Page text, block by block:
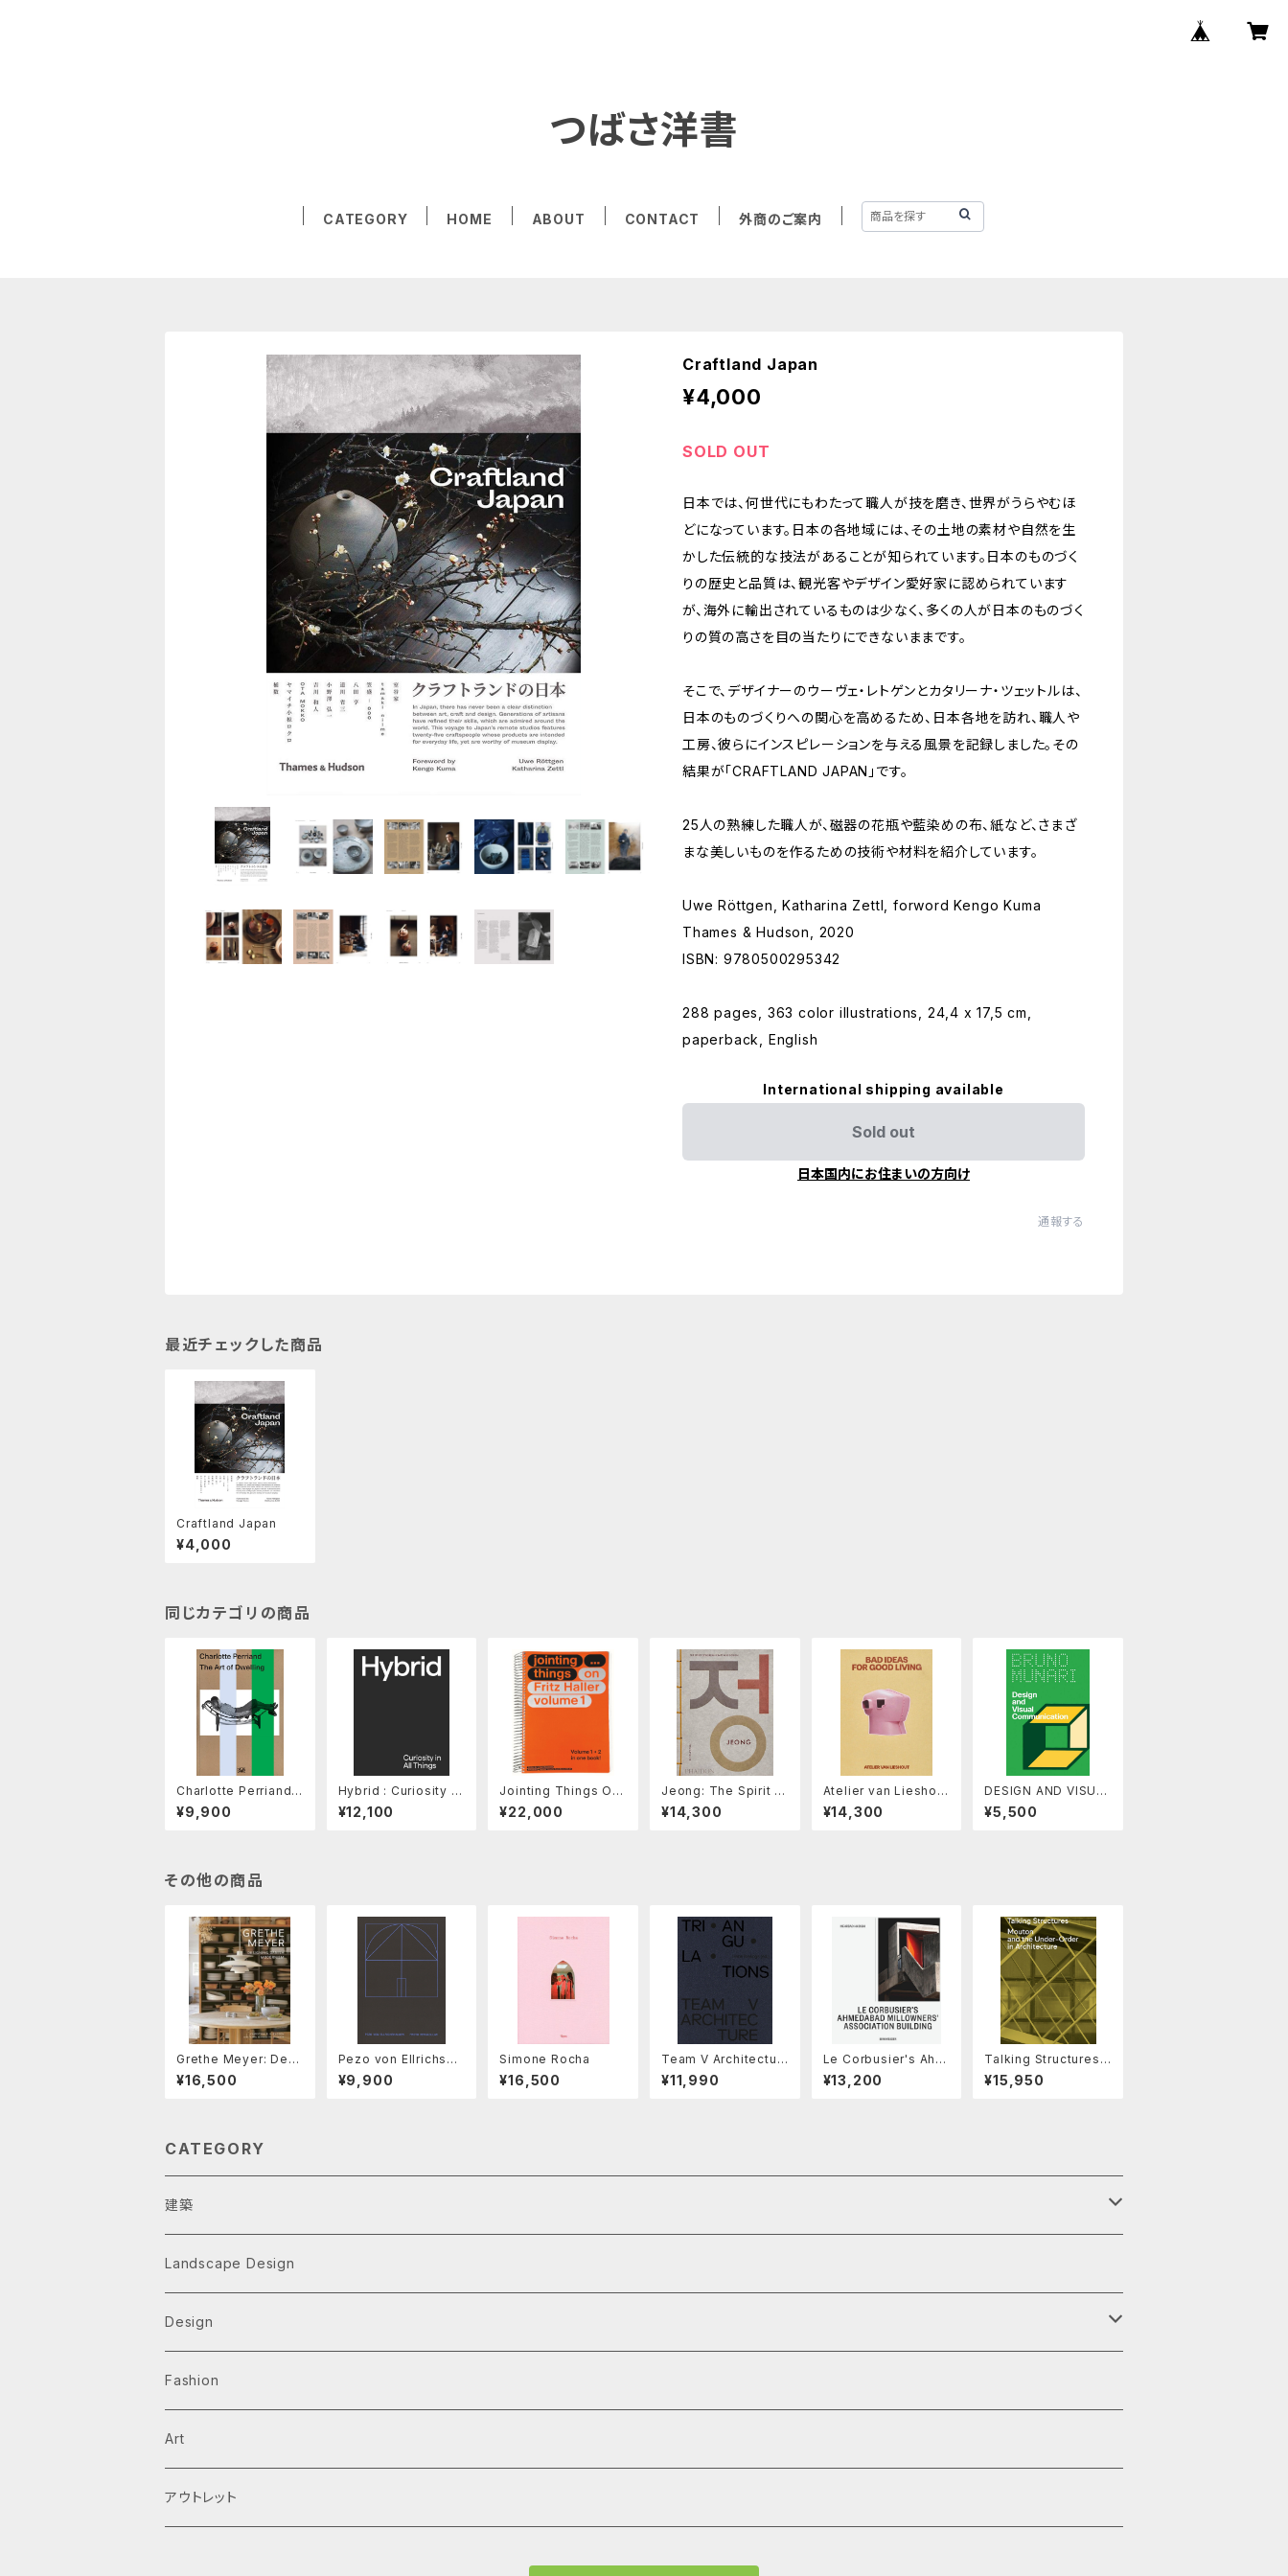
つばさ洋書
CATEGORY HOME ABOUT CONTACT 外商のご案内
Craftland Japan
¥4,000
SOLD OUT
日本では、何世代にもわたって職人が技を磨き、世界がうらやむほ
どになっています。日本の各地域には、その土地の素材や自然を生
かした伝統的な技法があることが知られています。日本のものづく
りの歴史と品質は、観光客やデザイン愛好家に認められています
が、海外に輸出されているものは少なく、多くの人が日本のものづく
りの質の高さを目の当たりにできないままです。
そこで、デザイナーのウーヴェ・レトゲンとカタリーナ・ツェットルは、
日本のものづくりへの関心を高めるため、日本各地を訪れ、職人や
工房、彼らにインスピレーションを与える風景を記録しました。その
結果が「CRAFTLAND JAPAN」です。
25人の熟練した職人が、磁器の花瓶や藍染めの布、紙など、さまざ
まな美しいものを作るための技術や材料を紹介しています。
Uwe Röttgen, Katharina Zettl, forword Kengo Kuma
Thames & Hudson, 2020
ISBN: 9780500295342
288 pages, 363 color illustrations, 24,4 x 17,5 cm,
paperback, English
International shipping available
Sold out
日本国内にお住まいの方向け
通報する
最近チェックした商品
Craftland Japan
¥4,000
同じカテゴリの商品
Charlotte Perriand:
The Art of Dwelling
¥9,900
Hybrid : Curiosity in
All Things
¥12,100
Jointing Things On
Fritz Haller (2 Vols.)
¥22,000
Jeong: The Spirit o
f Korean Craft and
Design
¥14,300
Atelier van Lieshou
t: Bad Ideas for Go
od Living
¥14,300
DESIGN AND VISUA
L COMMUNICATION
by Bruno Munari
¥5,500
その他の商品
Grethe Meyer: Desi
gning Danish Moder
nism
¥16,500
Pezo von Ellrichsha
usen: Proto Vernicul
ar
¥9,900
Simone Rocha
¥16,500
Team V Architectur
e: Triangulations
¥11,990
Le Corbusier's Ahm
edabad Millowners'
Association Buildin
¥13,200
Talking Structures:
Mouton and the Un
der-Order in Archit
¥15,950
CATEGORY
建築
Architecture Monographs
Alvar Aalto
Arne Jacobsen
History & Reference
Av Monographs
C3 magazine
El Croquis
Landscape Design
Design
Graphic
Logo
Typography
Products
家具
Fashion
Art
アウトレット